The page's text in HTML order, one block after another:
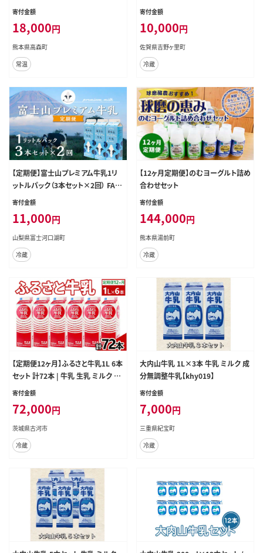
楽缶バッジ付き～らくのう牛乳 250
ズ 熊本県 高森町
寄付金額
18,000円
熊本県高森町
常温
とーと】 [FBY002]
寄付金額
10,000円
佐賀県吉野ヶ里町
冷蔵
【定期便】富士山プレミアム牛乳1リ
ットルパック（3本セット×2回） FAT0
02
寄付金額
11,000円
山梨県富士河口湖町
冷蔵
【12ヶ月定期便】のむヨーグルト詰め
合わせセット
寄付金額
144,000円
熊本県湯前町
冷蔵
【定期便12ヶ月】ふるさと牛乳1L 6本
セット 計72本 | 牛乳 生乳 ミルク 乳
朝食 トモヱ 乳業 ともえ トモエ 手軽
T12
寄付金額
72,000円
茨城県古河市
冷蔵
大内山牛乳 1L×3本 牛乳 ミルク 成
分無調整牛乳【khy019】
寄付金額
7,000円
三重県紀宝町
冷蔵